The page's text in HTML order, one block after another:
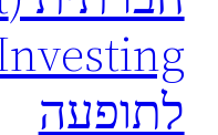
לתופעה